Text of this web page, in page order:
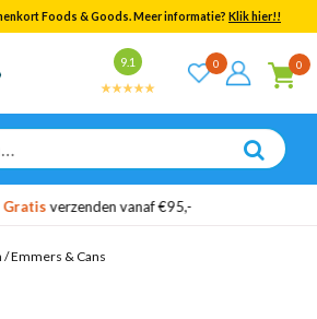
Foods & Goods. Meer informatie? Klik hier!!
9.1 0 0
alle resultaten
verzenden vanaf €95,-
/Emmers & Cans